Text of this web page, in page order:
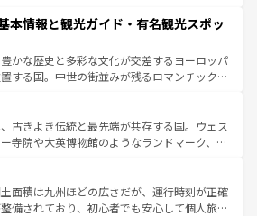
よって風土や気候が異なるスペインはその個
を参照してほしい。
力が詰まっている。華麗な宮殿、歴史的な大
ビーチ、そして豊かな自然が、訪れる者を心
。また、フランスは美食の国としても知ら
料理はユネスコ無形文化遺産にも登録されて
ンダー畑など、多彩な楽しみ方が可能だ。さ
以外の地域にも魅力が溢れており、どの街角に
と文化が息づいている。パリ以外の個性あふ
しい。
本情報と観光ガイド・有名観光スポッ
かな歴史と多彩な文化が交差するヨーロッパ
する国。中世の街並みが残るロマンチック街
国は、どこを歩いても飽きることがない。ベ
的活気、バイエルン州のアルプスの絶景、そ
沿いのワイン畑といった風景は必見。ビール
人にはぜひ体験してほしい。 なお、新着の
コンテンツ一覧を参照してほしい。
古きよき伝統と最先端が共存する国。ウェス
寺院や大英博物館のようなランドマーク、歴
なる魅力がある。また、優雅なアフタヌーン
ル好きにはたまらない英国パブ、サッカー観
だからこそできる体験も豊富。イギリスを旅
面積は九州ほどの広さだが、運行時刻が正確
備されており、初心者でも安心して個人旅行